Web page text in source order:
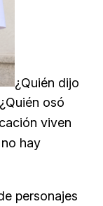
¿Quién dijo
osó
viven
hay
personajes